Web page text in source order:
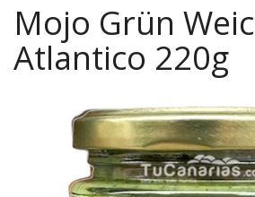
Mojo Grün
Atlantico 220g